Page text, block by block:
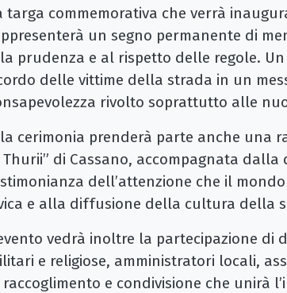
targa commemorativa che verrà
un segno permanente di
prudenza e al rispetto delle regole.
delle vittime della strada in un
rivolto soprattutto alle
cerimonia prenderà parte anche una
Thurii” di Cassano, accompagnata
dell’attenzione che il
e alla diffusione della cultura della
vedrà inoltre la partecipazione di
e religiose, amministratori locali,
raccoglimento e condivisione che unirà